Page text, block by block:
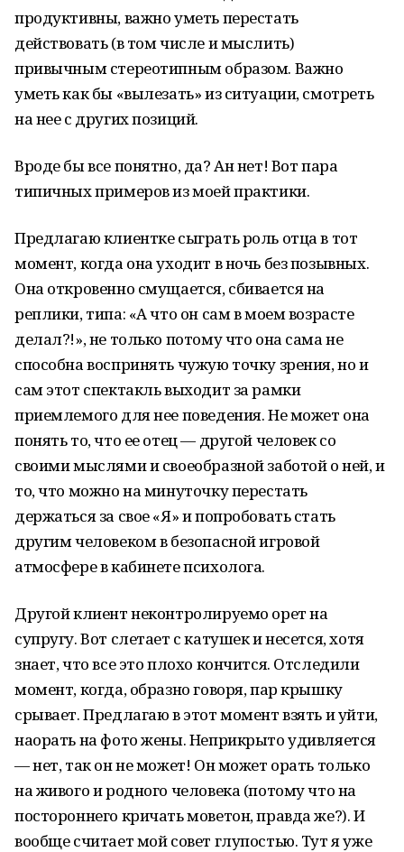
продуктивны, важно уметь перестать
действовать (в том числе и мыслить)
привычным стереотипным образом. Важно
уметь как бы «вылезать» из ситуации, смотреть
на нее с других позиций.
Вроде бы все понятно, да? Ан нет! Вот пара
типичных примеров из моей практики.
Предлагаю клиентке сыграть роль отца в тот
момент, когда она уходит в ночь без позывных.
Она откровенно смущается, сбивается на
реплики, типа: «А что он сам в моем возрасте
делал?!», не только потому что она сама не
способна воспринять чужую точку зрения, но и
сам этот спектакль выходит за рамки
приемлемого для нее поведения. Не может она
понять то, что ее отец — другой человек со
своими мыслями и своеобразной заботой о ней, и
то, что можно на минуточку перестать
держаться за свое «Я» и попробовать стать
другим человеком в безопасной игровой
атмосфере в кабинете психолога.
Другой клиент неконтролируемо орет на
супругу. Вот слетает с катушек и несется, хотя
знает, что все это плохо кончится. Отследили
момент, когда, образно говоря, пар крышку
срывает. Предлагаю в этот момент взять и уйти,
наорать на фото жены. Неприкрыто удивляется
— нет, так он не может! Он может орать только
на живого и родного человека (потому что на
постороннего кричать моветон, правда же?). И
вообще считает мой совет глупостью. Тут я уже